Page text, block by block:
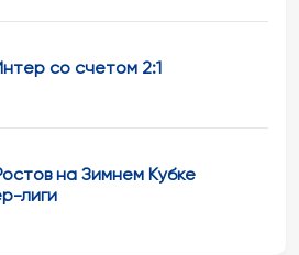
со счетом 2:1
на Зимнем Кубке
лиги